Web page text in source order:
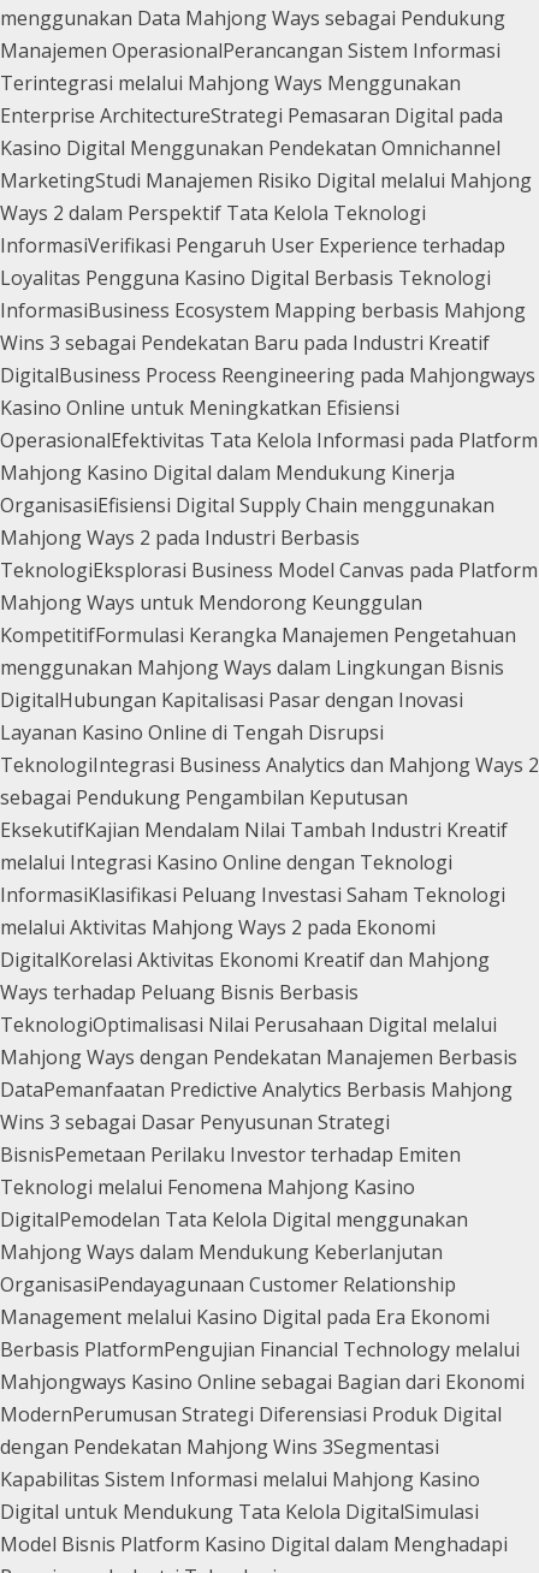
menggunakan Data Mahjong Ways sebagai Pendukung
Manajemen OperasionalPerancangan Sistem Informasi
Terintegrasi melalui Mahjong Ways Menggunakan
Enterprise ArchitectureStrategi Pemasaran Digital pada
Kasino Digital Menggunakan Pendekatan Omnichannel
MarketingStudi Manajemen Risiko Digital melalui Mahjong
Ways 2 dalam Perspektif Tata Kelola Teknologi
InformasiVerifikasi Pengaruh User Experience terhadap
Loyalitas Pengguna Kasino Digital Berbasis Teknologi
InformasiBusiness Ecosystem Mapping berbasis Mahjong
Wins 3 sebagai Pendekatan Baru pada Industri Kreatif
DigitalBusiness Process Reengineering pada Mahjongways
Kasino Online untuk Meningkatkan Efisiensi
OperasionalEfektivitas Tata Kelola Informasi pada Platform
Mahjong Kasino Digital dalam Mendukung Kinerja
OrganisasiEfisiensi Digital Supply Chain menggunakan
Mahjong Ways 2 pada Industri Berbasis
TeknologiEksplorasi Business Model Canvas pada Platform
Mahjong Ways untuk Mendorong Keunggulan
KompetitifFormulasi Kerangka Manajemen Pengetahuan
menggunakan Mahjong Ways dalam Lingkungan Bisnis
DigitalHubungan Kapitalisasi Pasar dengan Inovasi
Layanan Kasino Online di Tengah Disrupsi
TeknologiIntegrasi Business Analytics dan Mahjong Ways 2
sebagai Pendukung Pengambilan Keputusan
EksekutifKajian Mendalam Nilai Tambah Industri Kreatif
melalui Integrasi Kasino Online dengan Teknologi
InformasiKlasifikasi Peluang Investasi Saham Teknologi
melalui Aktivitas Mahjong Ways 2 pada Ekonomi
DigitalKorelasi Aktivitas Ekonomi Kreatif dan Mahjong
Ways terhadap Peluang Bisnis Berbasis
TeknologiOptimalisasi Nilai Perusahaan Digital melalui
Mahjong Ways dengan Pendekatan Manajemen Berbasis
DataPemanfaatan Predictive Analytics Berbasis Mahjong
Wins 3 sebagai Dasar Penyusunan Strategi
BisnisPemetaan Perilaku Investor terhadap Emiten
Teknologi melalui Fenomena Mahjong Kasino
DigitalPemodelan Tata Kelola Digital menggunakan
Mahjong Ways dalam Mendukung Keberlanjutan
OrganisasiPendayagunaan Customer Relationship
Management melalui Kasino Digital pada Era Ekonomi
Berbasis PlatformPengujian Financial Technology melalui
Mahjongways Kasino Online sebagai Bagian dari Ekonomi
ModernPerumusan Strategi Diferensiasi Produk Digital
dengan Pendekatan Mahjong Wins 3Segmentasi
Kapabilitas Sistem Informasi melalui Mahjong Kasino
Digital untuk Mendukung Tata Kelola DigitalSimulasi
Model Bisnis Platform Kasino Digital dalam Menghadapi